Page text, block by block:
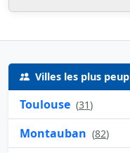
Villes les plus
Toulouse (31)
Montauban (82)